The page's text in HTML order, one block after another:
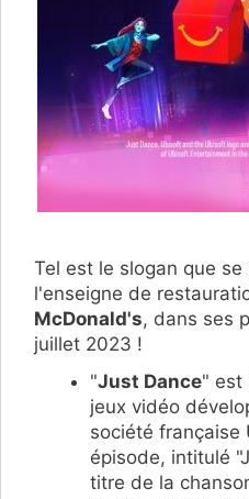
Tel est le slogan que
l'enseigne de
McDonald's, dans ses
juillet 2023 !
"Just Dance" est
jeux vidéo
société française
épisode, intitulé
titre de la